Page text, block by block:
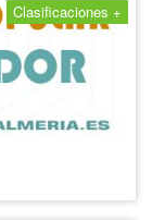
Clasificaciones +